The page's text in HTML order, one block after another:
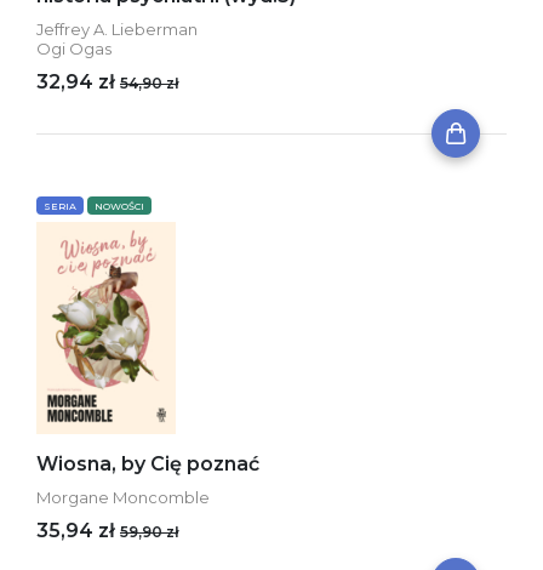
Jeffrey A. Lieberman
Ogi Ogas
32,94 zł 54,90 zł
SERIA NOWOŚCI
Wiosna, by Cię poznać
Morgane Moncomble
35,94 zł 59,90 zł